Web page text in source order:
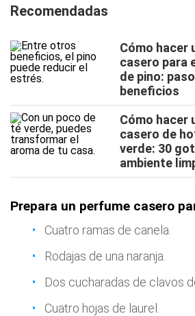
Recomendadas
Cómo hacer
casero para
de pino:
beneficios
Cómo hacer
casero de
verde: 30
ambiente
Prepara un perfume casero
Cuatro ramas de canela.
Rodajas de una naranja.
Dos cucharadas de clavos
Cuatro hojas de laurel.